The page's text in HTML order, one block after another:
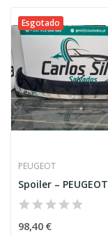
Esgotado
PEUGEOT
98,40 €